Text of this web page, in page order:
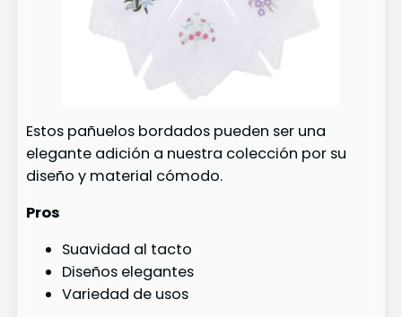
Estos pañuelos bordados pueden ser una
elegante adición a nuestra colección por su
diseño y material cómodo.
Pros
Suavidad al tacto
Diseños elegantes
Variedad de usos